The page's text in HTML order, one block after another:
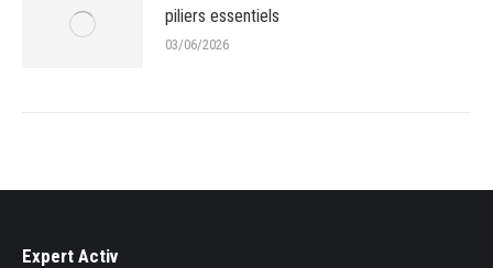
piliers essentiels
03/06/2026
Expert Activ